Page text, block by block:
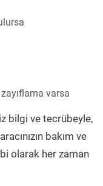
varsa
bilgi ve tecrübeyle,
aracınızın bakım ve
olarak her zaman